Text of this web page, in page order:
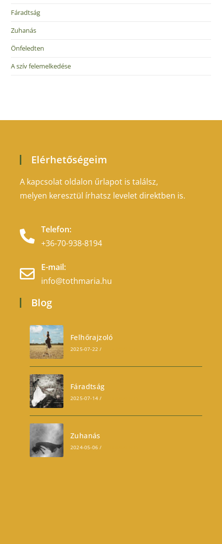
Fáradtság
Zuhanás
Önfeledten
A szív felemelkedése
Elérhetőségeim
A kapcsolat oldalon űrlapot is találsz,
melyen keresztül írhatsz levelet direktben is.
Telefon:
+36-70-938-8194
E-mail:
info@tothmaria.hu
Blog
Felhőrajzoló
2025-07-22 /
Fáradtság
2025-07-14 /
Zuhanás
2024-05-06 /